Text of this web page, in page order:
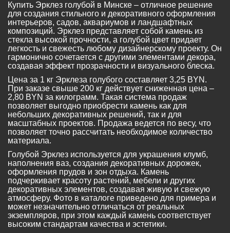
Купить Эрклез голубой в Минске – отличное решение
для создания стильного и декоративного оформления
интерьеров, садов, аквариумов и ландшафтных
композиций. Эрклез представляет собой камень из
стекла высокой прочности, а голубой цвет придает
легкость и свежесть любому дизайнерскому проекту. Он
гармонично сочетается с другими элементами декора,
создавая эффект прозрачности и визуального блеска.
Цена за 1 кг Эрклеза голубого составляет 3,25 BYN.
При заказе свыше 200 кг действует сниженная цена –
2,80 BYN за килограмм. Такая система продаж
позволяет выгодно приобрести камень как для
небольших декоративных решений, так и для
масштабных проектов. Продажа ведется по весу, что
позволяет точно рассчитать необходимое количество
материала.
Голубой Эрклез используется для украшения клумб,
наполнения ваз, создания декоративных дорожек,
оформления прудов и зон отдыха. Камень
подчеркивает красоту растений, мебели и других
декоративных элементов, создавая живую и свежую
атмосферу. Фото в каталоге приведено для примера и
может незначительно отличаться от реальных
экземпляров, при этом каждый камень соответствует
высоким стандартам качества и эстетики.